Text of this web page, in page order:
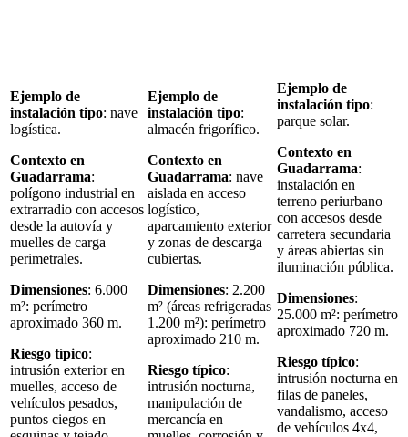
Ejemplo de
instalación tipo: nave
logística.
Contexto en
Guadarrama:
polígono industrial en
extrarradio con accesos
desde la autovía y
muelles de carga
perimetrales.
Dimensiones: 6.000
m²: perímetro
aproximado 360 m.
Riesgo típico:
intrusión exterior en
muelles, acceso de
vehículos pesados,
puntos ciegos en
Ejemplo de
instalación tipo:
almacén frigorífico.
Contexto en
Guadarrama: nave
aislada en acceso
logístico,
aparcamiento exterior
y zonas de descarga
cubiertas.
Dimensiones: 2.200
m² (áreas refrigeradas
1.200 m²): perímetro
aproximado 210 m.
Riesgo típico:
intrusión nocturna,
manipulación de
mercancía en
Ejemplo de
instalación tipo:
parque solar.
Contexto en
Guadarrama:
instalación en
terreno periurbano
con accesos desde
carretera secundaria
y áreas abiertas sin
iluminación pública.
Dimensiones:
25.000 m²: perímetro
aproximado 720 m.
Riesgo típico:
intrusión nocturna en
filas de paneles,
vandalismo, acceso
de vehículos 4x4,